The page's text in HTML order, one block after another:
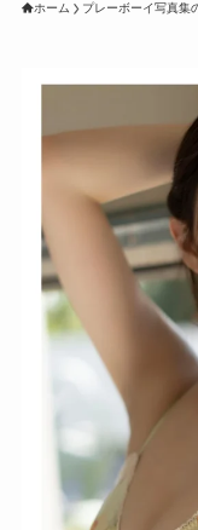
ホーム プレーボーイ写真集